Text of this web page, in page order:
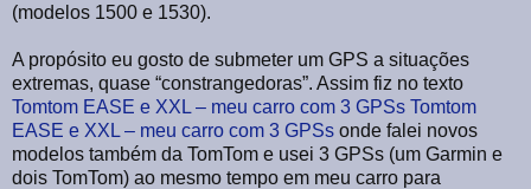
(modelos 1500 e 1530).
A propósito eu gosto de submeter um GPS a situações
extremas, quase “constrangedoras”. Assim fiz no texto
Tomtom EASE e XXL – meu carro com 3 GPSs Tomtom
EASE e XXL – meu carro com 3 GPSs onde falei novos
modelos também da TomTom e usei 3 GPSs (um Garmin e
dois TomTom) ao mesmo tempo em meu carro para